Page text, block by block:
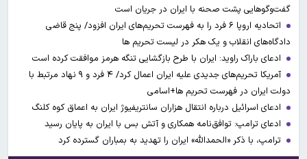
گفت‌وگوهایی پشت صحنه با ایران در جریان است
اتحادیه اروپا ۶ فرد را به فهرست تحریم‌های ایران افزود/ پنج قاضی
دادگاه‌های انقلاب و یک هکر در لیست تحریم ها
ادعای باراک راوید: ایران با طرح بازگشایی تنگه هرمز موافقت کرده است
آمریکا تحریم‌های جدیدی علیه ایران اعمال کرد/ ۴ فرد و ۹ نهاد مرتبط با
دولت ایران در فهرست تحریم ها+اسامی
ادعای اسرائیل درباره انتقال هزاران سانتریفیوژ ایران به اعماق کوه کلنگ
ادعای ترامپ: توافق‌نامه همکاری و آتش بس با ایران به پایان رسید
ترامپ، با ذکر «الحمدالله» ایران را تهدید به بمباران گسترده کرد